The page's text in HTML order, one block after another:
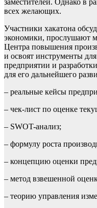
заместителей. Однако в
всех желающих.
Участники хакатона
экономики, прослушают
Центра повышения
и освоят инструменты
предприятии и
для его дальнейшего
– реальные кейсы
– чек-лист по оценке
– SWOT-анализ;
– формулу роста
– концепцию оценки
– метод взвешенной
– теорию управления